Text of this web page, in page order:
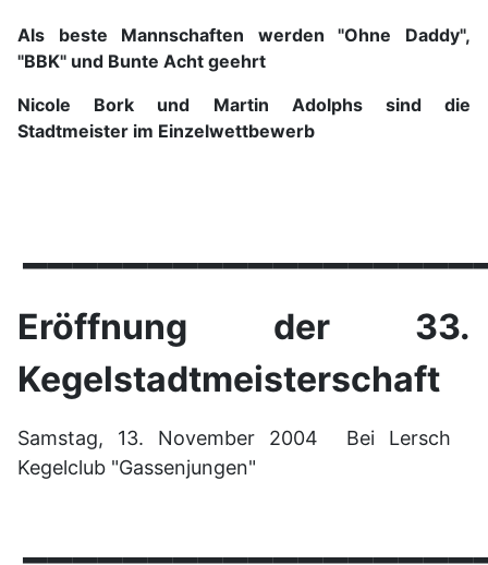
Als beste Mannschaften werden "Ohne Daddy",
"BBK" und Bunte Acht geehrt
Nicole Bork und Martin Adolphs sind die
Stadtmeister im Einzelwettbewerb
Eröffnung der 33.
Kegelstadtmeisterschaft
Samstag, 13. November 2004 Bei Lersch
Kegelclub "Gassenjungen"